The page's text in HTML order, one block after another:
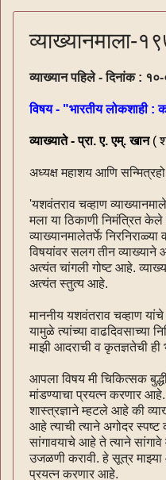
व्याख्यानमाला-
व्याख्यान पहिले - दिनांक :
विषय - "भारतीय लोकशाही :
व्याख्याते - प्रा. ए. एम्. खान (
अध्यक्ष महाशय आणि
'यशवंतराव चव्हाण
मला या ठिकाणी निमंत्रित
व्याख्यानमालेतर्फे निरनिराळ्या
विषयांवर सलग तीन
अत्यंत चांगली गोष्ट आहे.
अत्यंत स्तुत्य आहे.
माननीय यशवंतराव चव्हाण
यामुळे त्यांच्या वाढदिवसाच्या
माझी आदराची व कृतज्ञतेची ही
आपला विषय मी चिकित्सक
मांडण्याचा प्रयत्न करणार
शास्त्रज्ञाने म्हटले आहे की
आहे त्याची त्याने अगोदर स्पष्ट
सांगावयाचे आहे ते त्याने
उजळणी करावी. हे सूत्र माझ्या
प्रयत्न करणार आहे.